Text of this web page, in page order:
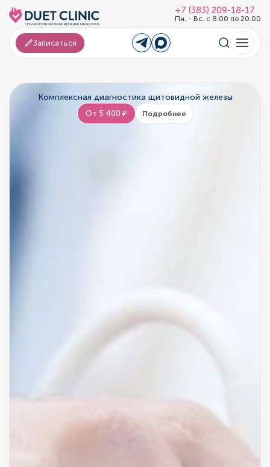
+7 (383) 209-18-17
Пн. - Вс. с 8.00 по 20.00
Записаться
Комплексная диагностика щитовидной железы
От 5 400 ₽ Подробнее